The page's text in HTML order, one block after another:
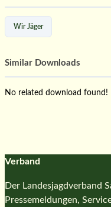
Wir Jäger
Similar Downloads
No related download found!
Verband
Der Landesjagdverband
Pressemeldungen,